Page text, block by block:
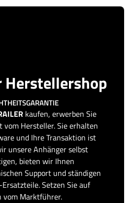
kaufen, erwerben Sie
vom Hersteller. Sie erhalten
und Ihre Transaktion ist
unsere Anhänger selbst
bieten wir Ihnen
Support und ständigen
Setzen Sie auf
vom Marktführer.